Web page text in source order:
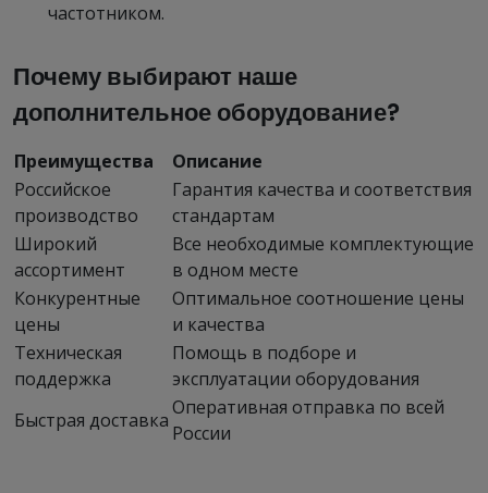
частотником.
Почему выбирают наше
дополнительное оборудование?
Преимущества
Описание
Российское
производство
Гарантия качества и соответствия
стандартам
Широкий
ассортимент
Все необходимые комплектующие
в одном месте
Конкурентные
цены
Оптимальное соотношение цены
и качества
Техническая
поддержка
Помощь в подборе и
эксплуатации оборудования
Быстрая доставка
Оперативная отправка по всей
России